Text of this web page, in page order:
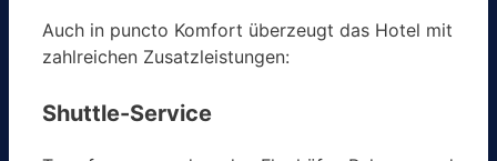
Auch in puncto Komfort überzeugt das Hotel mit
zahlreichen Zusatzleistungen:
Shuttle-Service